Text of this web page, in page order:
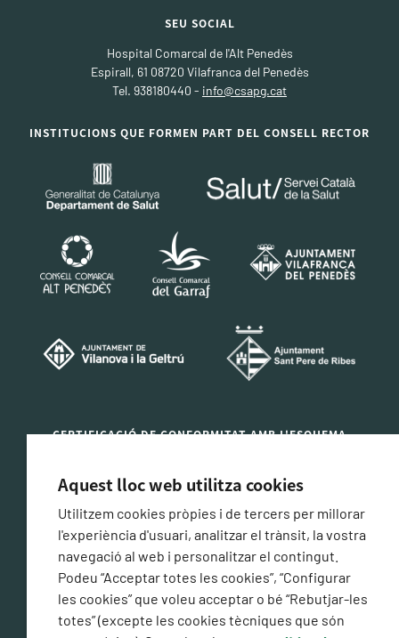
SEU SOCIAL
Hospital Comarcal de l'Alt Penedès
Espirall, 61 08720 Vilafranca del Penedès
Tel. 938180440 - info@csapg.cat
INSTITUCIONS QUE FORMEN PART DEL CONSELL RECTOR
CERTIFICACIÓ DE CONFORMITAT AMB L'ESQUEMA
Aquest lloc web utilitza cookies
Utilitzem cookies pròpies i de tercers per millorar
l'experiència d'usuari, analitzar el trànsit, la vostra
navegació al web i personalitzar el contingut.
Podeu “Acceptar totes les cookies”, “Configurar
les cookies” que voleu acceptar o bé “Rebutjar-les
totes” (excepte les cookies tècniques que són